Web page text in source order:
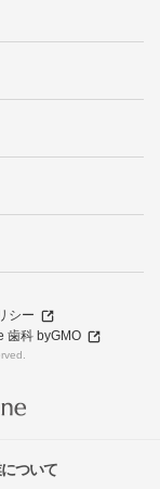
シー
歯科 byGMO
ついて